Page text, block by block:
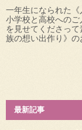
一年生になられた《
小学校と高校への
を見せてくださっ
族の想い出作り》
最新記事